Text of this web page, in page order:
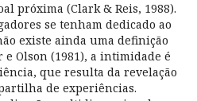
próxima (Clark & Reis, 1988).
se tenham dedicado ao
existe ainda uma definição
e Olson (1981), a intimidade é
que resulta da revelação
de experiências.